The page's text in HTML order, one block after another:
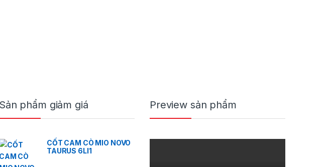
Sản phẩm giảm giá
CỐT CAM CÒ MIO NOVO
TAURUS 6LI1
Preview sản phẩm